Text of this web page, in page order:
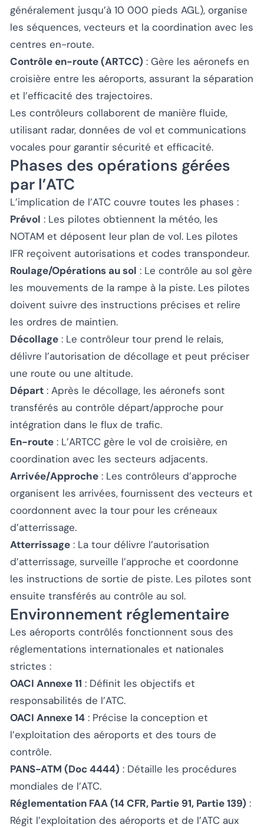
généralement jusqu’à 10 000 pieds AGL), organise
les séquences, vecteurs et la coordination avec les
centres en-route.
Contrôle en-route (ARTCC) : Gère les aéronefs en
croisière entre les aéroports, assurant la séparation
et l’efficacité des trajectoires.
Les contrôleurs collaborent de manière fluide,
utilisant radar, données de vol et communications
vocales pour garantir sécurité et efficacité.
Phases des opérations gérées
par l’ATC
L’implication de l’ATC couvre toutes les phases :
Prévol : Les pilotes obtiennent la météo, les
NOTAM et déposent leur plan de vol. Les pilotes
IFR reçoivent autorisations et codes transpondeur.
Roulage/Opérations au sol : Le contrôle au sol gère
les mouvements de la rampe à la piste. Les pilotes
doivent suivre des instructions précises et relire
les ordres de maintien.
Décollage : Le contrôleur tour prend le relais,
délivre l’autorisation de décollage et peut préciser
une route ou une altitude.
Départ : Après le décollage, les aéronefs sont
transférés au contrôle départ/approche pour
intégration dans le flux de trafic.
En-route : L’ARTCC gère le vol de croisière, en
coordination avec les secteurs adjacents.
Arrivée/Approche : Les contrôleurs d’approche
organisent les arrivées, fournissent des vecteurs et
coordonnent avec la tour pour les créneaux
d’atterrissage.
Atterrissage : La tour délivre l’autorisation
d’atterrissage, surveille l’approche et coordonne
les instructions de sortie de piste. Les pilotes sont
ensuite transférés au contrôle au sol.
Environnement réglementaire
Les aéroports contrôlés fonctionnent sous des
réglementations internationales et nationales
strictes :
OACI Annexe 11 : Définit les objectifs et
responsabilités de l’ATC.
OACI Annexe 14 : Précise la conception et
l’exploitation des aéroports et des tours de
contrôle.
PANS-ATM (Doc 4444) : Détaille les procédures
mondiales de l’ATC.
Réglementation FAA (14 CFR, Partie 91, Partie 139) :
Régit l’exploitation des aéroports et de l’ATC aux